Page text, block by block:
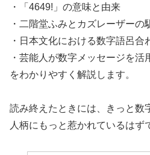
・「4649!」の意味と由来
・二階堂ふみとカズレーザーの
・日本文化における数字語呂合
・芸能人が数字メッセージを活
をわかりやすく解説します。
読み終えたときには、きっと数
人柄にもっと惹かれているはず